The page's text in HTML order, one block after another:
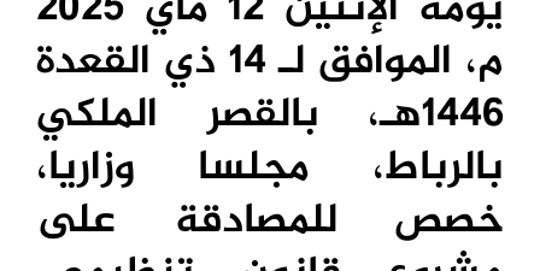
م، الموافق لـ 14 ذي القعدة
1446هـ، بالقصر الملكي
بالرباط، مجلسا وزاريا،
خصص للمصادقة على